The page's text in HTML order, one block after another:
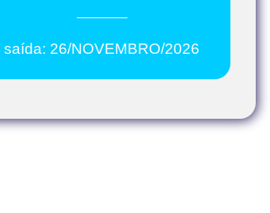
saída: 26/NOVEMBRO/2026